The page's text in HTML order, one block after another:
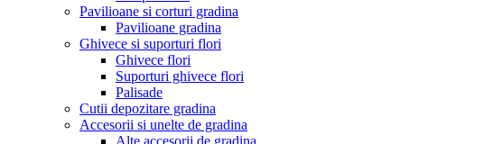
Pavilioane si corturi gradina
Pavilioane gradina
Ghivece si suporturi flori
Ghivece flori
Suporturi ghivece flori
Palisade
Cutii depozitare gradina
Accesorii si unelte de gradina
Alte accesorii de gradina